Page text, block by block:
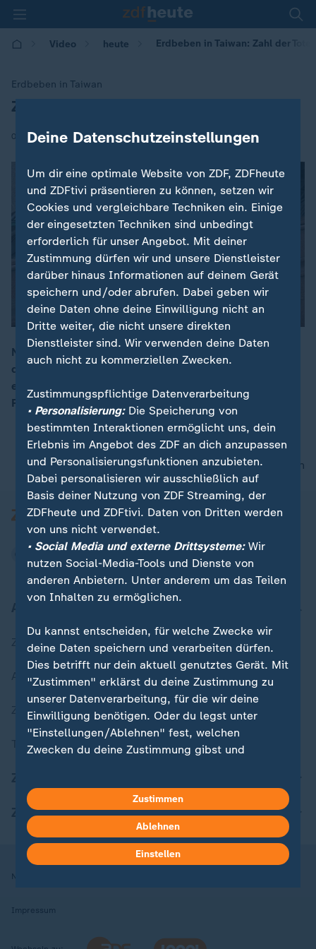
Video heute Erdbeben in Taiwan: Zahl der
Erdbeben in Taiwan
:
Zahl der Toten steigt auf neun
08.02.2018 | 07:13
Nach dem schweren Erdbeben in Taiwan ist die Zahl
der Toten auf neun gestiegen. Zahlreiche Nachbeben
erschweren die Suche nach den 62 vermissten
Personen.
nach oben
Zuletzt veröffentlicht
Aktuelle Sendungs-Videos
ZDFheute Stories
Themen im Überblick
ZDFheute Apps
Nutzungsbedingungen
Impressum
Deine Datenschutzeinstellungen
Um dir eine optimale Website von ZDF, ZDFheute
und ZDFtivi präsentieren zu können, setzen wir
Cookies und vergleichbare Techniken ein. Einige
der eingesetzten Techniken sind unbedingt
erforderlich für unser Angebot. Mit deiner
Zustimmung dürfen wir und unsere Dienstleister
darüber hinaus Informationen auf deinem Gerät
speichern und/oder abrufen. Dabei geben wir
deine Daten ohne deine Einwilligung nicht an
Dritte weiter, die nicht unsere direkten
Dienstleister sind. Wir verwenden deine Daten
auch nicht zu kommerziellen Zwecken.
Zustimmungspflichtige Datenverarbeitung
• Personalisierung:Die Speicherung von
bestimmten Interaktionen ermöglicht uns, dein
Erlebnis im Angebot des ZDF an dich anzupassen
und Personalisierungsfunktionen anzubieten.
Dabei personalisieren wir ausschließlich auf
Basis deiner Nutzung von ZDF Streaming, der
ZDFheute und ZDFtivi. Daten von Dritten werden
von uns nicht verwendet.
• Social Media und externe Drittsysteme:Wir
nutzen Social-Media-Tools und Dienste von
anderen Anbietern. Unter anderem um das Teilen
von Inhalten zu ermöglichen.
Du kannst entscheiden, für welche Zwecke wir
deine Daten speichern und verarbeiten dürfen.
Dies betrifft nur dein aktuell genutztes Gerät. Mit
"Zustimmen" erklärst du deine Zustimmung zu
unserer Datenverarbeitung, für die wir deine
Einwilligung benötigen. Oder du legst unter
"Einstellungen/Ablehnen" fest, welchen
Zwecken du deine Zustimmung gibst und
in deinen Einstellungen widerrufen oder ändern.
Hier findest du das Impressum.
Weitere Informationen findest du in unserer
Datenschutzerklärung.
Zustimmen
Ablehnen
Einstellen